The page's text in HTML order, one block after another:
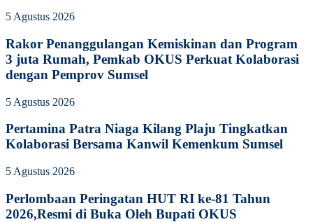
5 Agustus 2026
Rakor Penanggulangan Kemiskinan dan Program
3 juta Rumah, Pemkab OKUS Perkuat Kolaborasi
dengan Pemprov Sumsel
5 Agustus 2026
Pertamina Patra Niaga Kilang Plaju Tingkatkan
Kolaborasi Bersama Kanwil Kemenkum Sumsel
5 Agustus 2026
Perlombaan Peringatan HUT RI ke-81 Tahun
2026,Resmi di Buka Oleh Bupati OKUS